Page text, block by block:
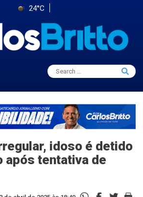
24°C
Search
for:
Search
idoso é detido
após tentativa de